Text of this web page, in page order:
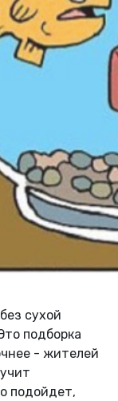
сухой
подборка
- жителей
подойдет,